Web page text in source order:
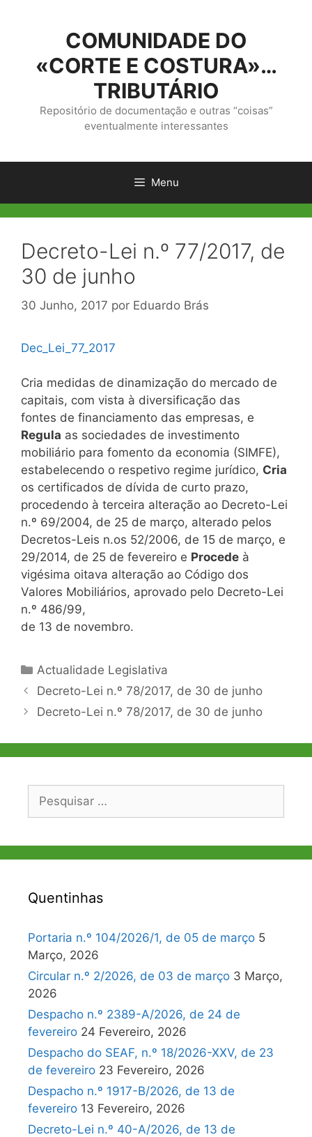
conteúdo
COMUNIDADE DO
«CORTE E COSTURA»…
TRIBUTÁRIO
Repositório de documentação e outras “coisas”
eventualmente interessantes
Menu
Decreto-Lei n.º 77/2017, de
30 de junho
30 Junho, 2017 por Eduardo Brás
Dec_Lei_77_2017
Cria medidas de dinamização do mercado de
capitais, com vista à diversificação das
fontes de financiamento das empresas, e
Regula as sociedades de investimento
mobiliário para fomento da economia (SIMFE),
estabelecendo o respetivo regime jurídico, Cria
os certificados de dívida de curto prazo,
procedendo à terceira alteração ao Decreto-Lei
n.º 69/2004, de 25 de março, alterado pelos
Decretos-Leis n.os 52/2006, de 15 de março, e
29/2014, de 25 de fevereiro e Procede à
vigésima oitava alteração ao Código dos
Valores Mobiliários, aprovado pelo Decreto-Lei
n.º 486/99,
de 13 de novembro.
Categorias
Actualidade Legislativa
Navegação
de
Decreto-Lei n.º 78/2017, de 30 de junho
Decreto-Lei n.º 78/2017, de 30 de junho
Pesquisar
Quentinhas
Portaria n.º 104/2026/1, de 05 de março 5
Março, 2026
Circular n.º 2/2026, de 03 de março 3 Março,
2026
Despacho n.º 2389-A/2026, de 24 de
fevereiro 24 Fevereiro, 2026
Despacho do SEAF, n.º 18/2026-XXV, de 23
de fevereiro 23 Fevereiro, 2026
Despacho n.º 1917-B/2026, de 13 de
fevereiro 13 Fevereiro, 2026
Decreto-Lei n.º 40-A/2026, de 13 de